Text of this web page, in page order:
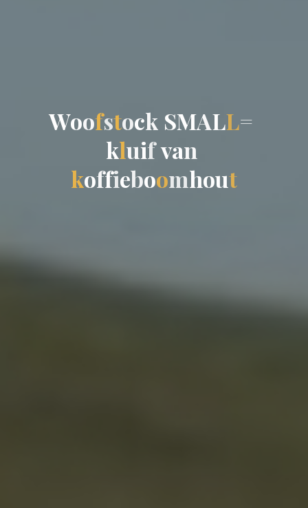
Woofstock SMALL=
kluifvan
koffieboomhout